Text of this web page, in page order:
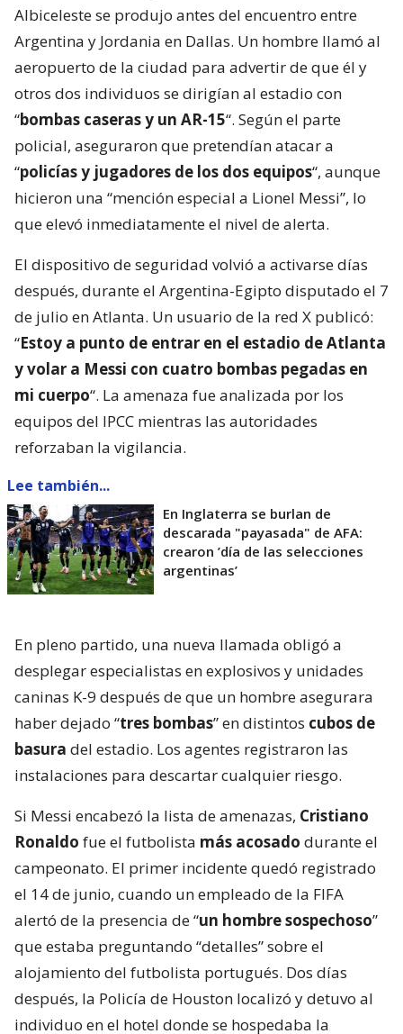
Albiceleste se produjo antes del encuentro entre
Argentina y Jordania en Dallas. Un hombre llamó al
aeropuerto de la ciudad para advertir de que él y
otros dos individuos se dirigían al estadio con
“bombas caseras y un AR-15“. Según el parte
policial, aseguraron que pretendían atacar a
“policías y jugadores de los dos equipos“, aunque
hicieron una “mención especial a Lionel Messi”, lo
que elevó inmediatamente el nivel de alerta.
El dispositivo de seguridad volvió a activarse días
después, durante el Argentina-Egipto disputado el 7
de julio en Atlanta. Un usuario de la red X publicó:
“Estoy a punto de entrar en el estadio de Atlanta
y volar a Messi con cuatro bombas pegadas en
mi cuerpo“. La amenaza fue analizada por los
equipos del IPCC mientras las autoridades
reforzaban la vigilancia.
Lee también...
En Inglaterra se burlan de
descarada "payasada" de AFA:
crearon ’día de las selecciones
argentinas’
En pleno partido, una nueva llamada obligó a
desplegar especialistas en explosivos y unidades
caninas K-9 después de que un hombre asegurara
haber dejado “tres bombas” en distintos cubos de
basura del estadio. Los agentes registraron las
instalaciones para descartar cualquier riesgo.
Si Messi encabezó la lista de amenazas, Cristiano
Ronaldo fue el futbolista más acosado durante el
campeonato. El primer incidente quedó registrado
el 14 de junio, cuando un empleado de la FIFA
alertó de la presencia de “un hombre sospechoso”
que estaba preguntando “detalles” sobre el
alojamiento del futbolista portugués. Dos días
después, la Policía de Houston localizó y detuvo al
individuo en el hotel donde se hospedaba la